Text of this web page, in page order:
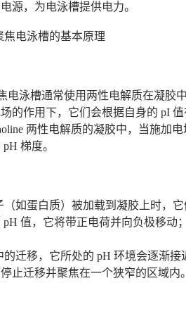
源，为电泳槽提供电力。
焦电泳槽的基本原理
电泳槽通常使用两性电解质在凝胶
的作用下，它们会根据自身的 pI
两性电解质的凝胶中，当施加
梯度。
如蛋白质）被加载到凝胶上时，
值，它将带正电荷并向负极移
迁移，它所处的 pH 环境会逐渐
止迁移并聚焦在一个狭窄的区域内。